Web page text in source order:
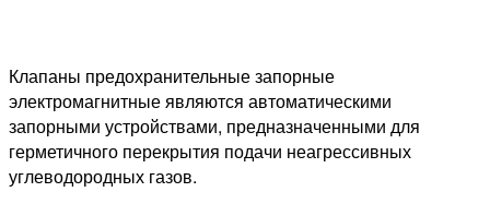
Клапаны предохранительные запорные
электромагнитные являются автоматическими
запорными устройствами, предназначенными для
герметичного перекрытия подачи неагрессивных
углеводородных газов.